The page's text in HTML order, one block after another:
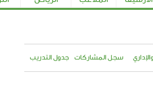
سجل المشاركات جدول التدريب